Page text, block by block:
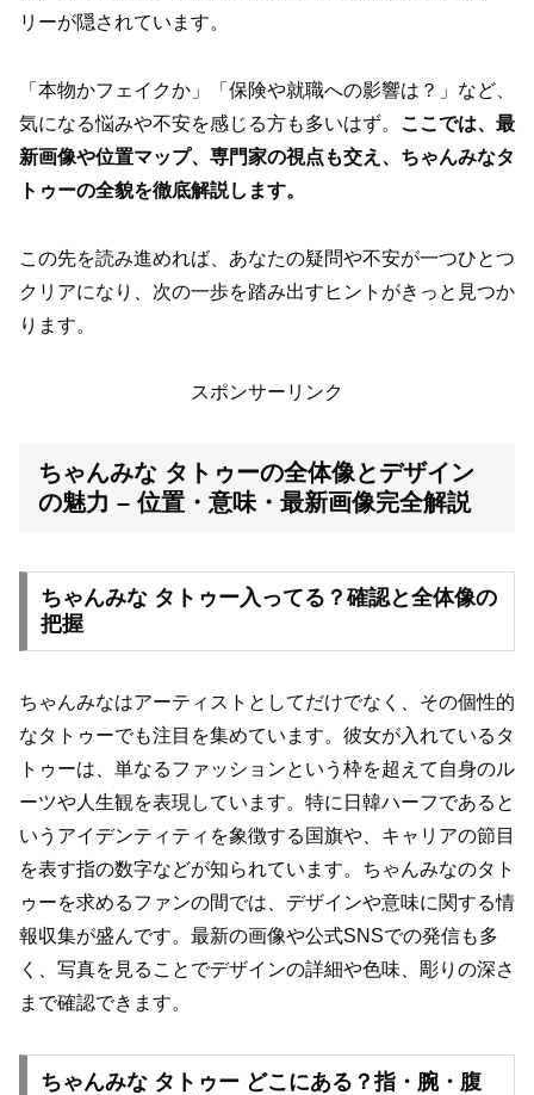
リーが隠されています。
「本物かフェイクか」「保険や就職への影響は？」など、
気になる悩みや不安を感じる方も多いはず。 ここでは、最
新画像や位置マップ、専門家の視点も交え、ちゃんみなタ
トゥーの全貌を徹底解説します。
この先を読み進めれば、あなたの疑問や不安が一つひとつ
クリアになり、次の一歩を踏み出すヒントがきっと見つか
ります。
スポンサーリンク
ちゃんみな タトゥーの全体像とデザイン
の魅力 – 位置・意味・最新画像完全解説
ちゃんみな タトゥー入ってる？確認と全体像の
把握
ちゃんみなはアーティストとしてだけでなく、その個性的
なタトゥーでも注目を集めています。彼女が入れているタ
トゥーは、単なるファッションという枠を超えて自身のル
ーツや人生観を表現しています。特に日韓ハーフであると
いうアイデンティティを象徴する国旗や、キャリアの節目
を表す指の数字などが知られています。ちゃんみなのタト
ゥーを求めるファンの間では、デザインや意味に関する情
報収集が盛んです。最新の画像や公式SNSでの発信も多
く、写真を見ることでデザインの詳細や色味、彫りの深さ
まで確認できます。
ちゃんみな タトゥー どこにある？指・腕・腹